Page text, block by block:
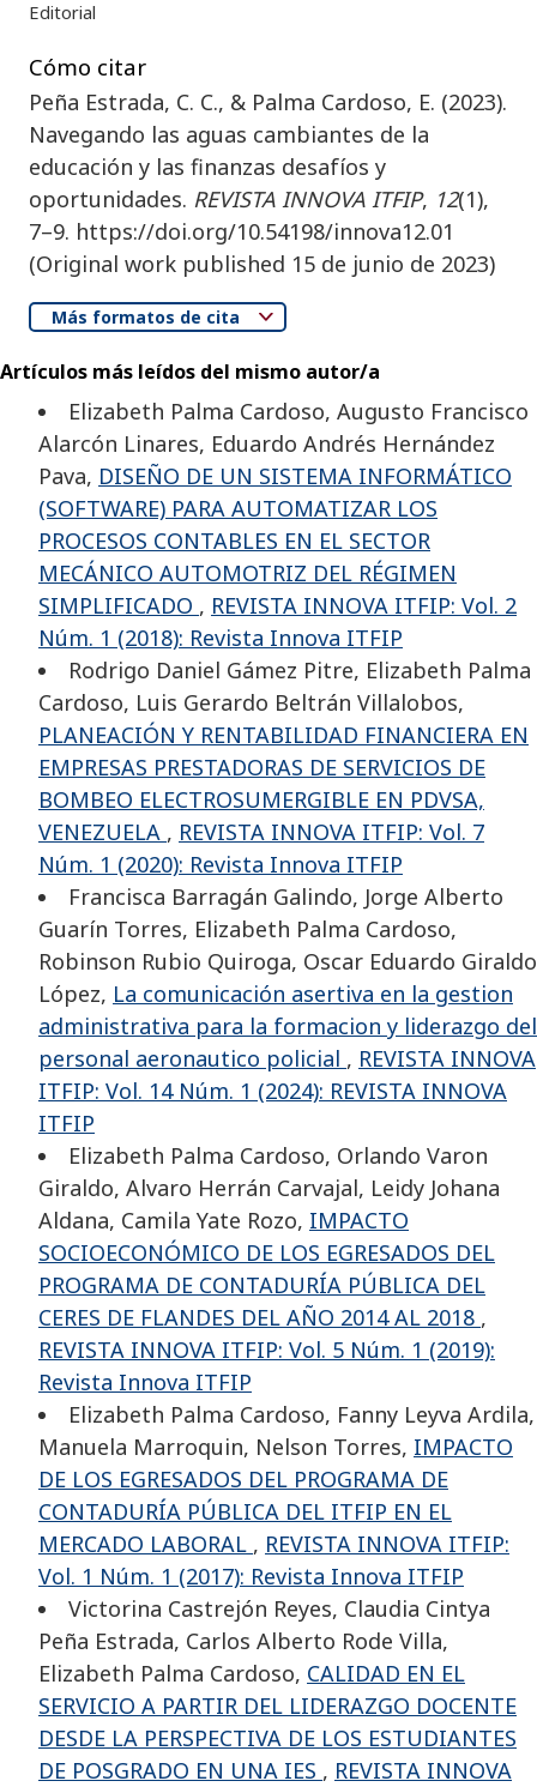
Editorial
Cómo citar
Peña Estrada, C. C., & Palma Cardoso, E. (2023).
Navegando las aguas cambiantes de la
educación y las finanzas desafíos y
oportunidades. REVISTA INNOVA ITFIP, 12(1),
7–9. https://doi.org/10.54198/innova12.01
(Original work published 15 de junio de 2023)
Más formatos de cita
Artículos más leídos del mismo autor/a
Elizabeth Palma Cardoso, Augusto Francisco
Alarcón Linares, Eduardo Andrés Hernández
Pava, DISEÑO DE UN SISTEMA INFORMÁTICO
(SOFTWARE) PARA AUTOMATIZAR LOS
PROCESOS CONTABLES EN EL SECTOR
MECÁNICO AUTOMOTRIZ DEL RÉGIMEN
SIMPLIFICADO , REVISTA INNOVA ITFIP: Vol. 2
Núm. 1 (2018): Revista Innova ITFIP
Rodrigo Daniel Gámez Pitre, Elizabeth Palma
Cardoso, Luis Gerardo Beltrán Villalobos,
PLANEACIÓN Y RENTABILIDAD FINANCIERA EN
EMPRESAS PRESTADORAS DE SERVICIOS DE
BOMBEO ELECTROSUMERGIBLE EN PDVSA,
VENEZUELA , REVISTA INNOVA ITFIP: Vol. 7
Núm. 1 (2020): Revista Innova ITFIP
Francisca Barragán Galindo, Jorge Alberto
Guarín Torres, Elizabeth Palma Cardoso,
Robinson Rubio Quiroga, Oscar Eduardo Giraldo
López, La comunicación asertiva en la gestion
administrativa para la formacion y liderazgo del
personal aeronautico policial , REVISTA INNOVA
ITFIP: Vol. 14 Núm. 1 (2024): REVISTA INNOVA
ITFIP
Elizabeth Palma Cardoso, Orlando Varon
Giraldo, Alvaro Herrán Carvajal, Leidy Johana
Aldana, Camila Yate Rozo, IMPACTO
SOCIOECONÓMICO DE LOS EGRESADOS DEL
PROGRAMA DE CONTADURÍA PÚBLICA DEL
CERES DE FLANDES DEL AÑO 2014 AL 2018 ,
REVISTA INNOVA ITFIP: Vol. 5 Núm. 1 (2019):
Revista Innova ITFIP
Elizabeth Palma Cardoso, Fanny Leyva Ardila,
Manuela Marroquin, Nelson Torres, IMPACTO
DE LOS EGRESADOS DEL PROGRAMA DE
CONTADURÍA PÚBLICA DEL ITFIP EN EL
MERCADO LABORAL , REVISTA INNOVA ITFIP:
Vol. 1 Núm. 1 (2017): Revista Innova ITFIP
Victorina Castrejón Reyes, Claudia Cintya
Peña Estrada, Carlos Alberto Rode Villa,
Elizabeth Palma Cardoso, CALIDAD EN EL
SERVICIO A PARTIR DEL LIDERAZGO DOCENTE
DESDE LA PERSPECTIVA DE LOS ESTUDIANTES
DE POSGRADO EN UNA IES , REVISTA INNOVA